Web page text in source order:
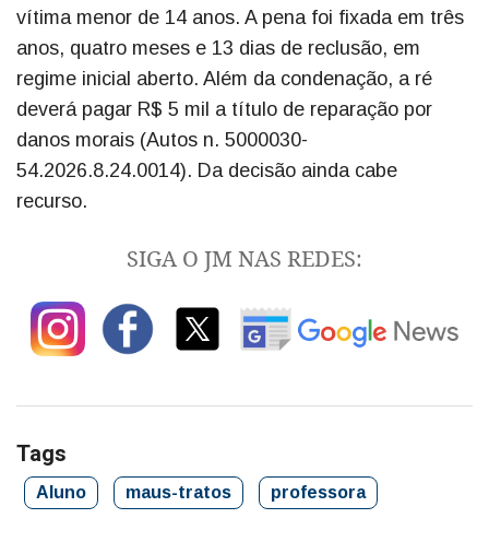
vítima menor de 14 anos. A pena foi fixada em três
anos, quatro meses e 13 dias de reclusão, em
regime inicial aberto. Além da condenação, a ré
deverá pagar R$ 5 mil a título de reparação por
danos morais (Autos n. 5000030-
54.2026.8.24.0014). Da decisão ainda cabe
recurso.
SIGA O JM NAS REDES:
Tags
Aluno maus-tratos professora